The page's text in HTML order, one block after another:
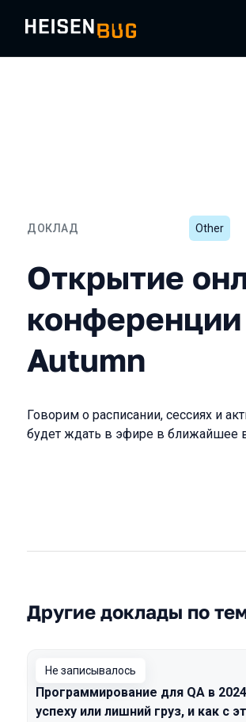
ДОКЛАД
Открытие
Other
Открытие
Autumn
Говорим о расписании, сессиях и
будет ждать в эфире в ближайшее
Другие доклады по
Не записывалось
Программирование для QA в
успеху или лишний груз, и как с